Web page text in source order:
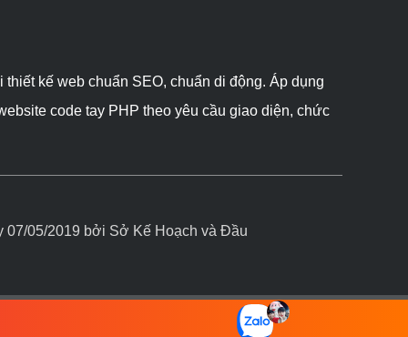
kế web chuẩn SEO, chuẩn di động. Áp dụng
code tay PHP theo yêu cầu giao diện, chức
07/05/2019 bởi Sở Kế Hoạch và Đầu